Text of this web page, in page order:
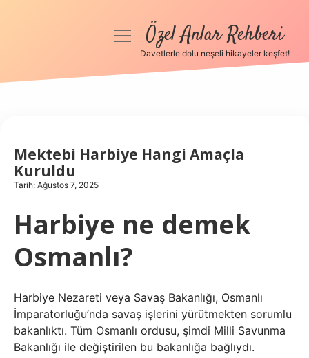
Anasayfa
Hakkımızda
menüyüÖzel Anlar Rehberi
Davetlerle dolu neşeli hikayeler keşfet!
Mektebi Harbiye Hangi Amaçla
Kuruldu
Tarih: Ağustos 7, 2025
Harbiye ne demek
Osmanlı?
Harbiye Nezareti veya Savaş Bakanlığı, Osmanlı
İmparatorluğu’nda savaş işlerini yürütmekten sorumlu
bakanlıktı. Tüm Osmanlı ordusu, şimdi Milli Savunma
Bakanlığı ile değiştirilen bu bakanlığa bağlıydı.